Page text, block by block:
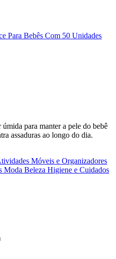
Para Bebês Com 50 Unidades
para manter a pele do bebê
assaduras ao longo do dia.
Móveis e Organizadores
Moda Beleza Higiene e Cuidados